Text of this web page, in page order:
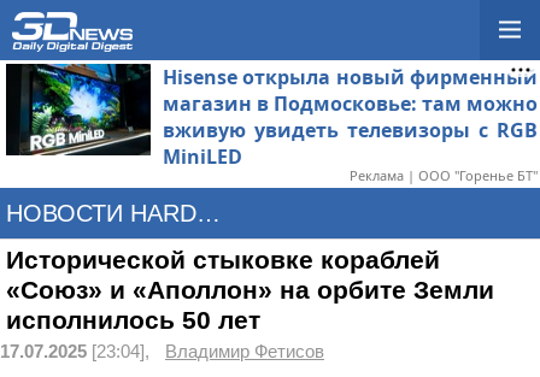
Hisense открыла новый фирменный
магазин в Подмосковье: там можно
вживую увидеть телевизоры с RGB
MiniLED
Реклама | ООО "Горенье БТ"
НОВОСТИ HARDWARE
Исторической стыковке кораблей
«Союз» и «Аполлон» на орбите Земли
исполнилось 50 лет
17.07.2025 [23:04], Владимир Фетисов